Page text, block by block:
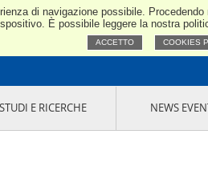
di navigazione possibile.
È possibile leggere la nostra
ACCETTO COOKIES
Confindustria
STUDI E RICERCHE NEWS